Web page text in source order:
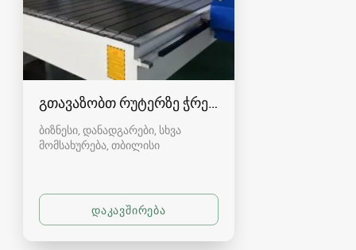
გთავაზობთ რუტერზე ჭრებს, პერპორაციებს
ბიზნესი, დანადგარები, სხვა
მომსახურება თბილისი